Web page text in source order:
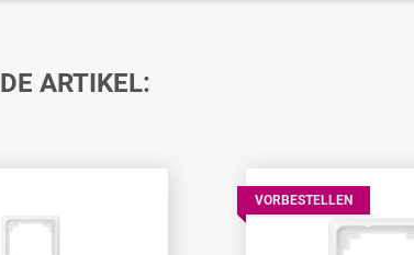
ARTIKEL:
VORBESTELLEN